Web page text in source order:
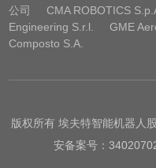
公司
CMA ROBOTICS
Engineering S.r.l.
GME
Composto S.A.
版权所有 埃夫特智能机器人
安备案号：